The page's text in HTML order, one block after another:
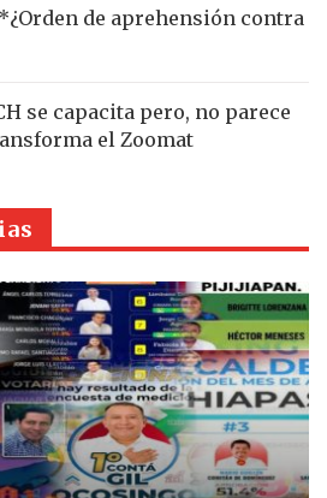
de aprehensión contra
se capacita pero, no parece
el Zoomat